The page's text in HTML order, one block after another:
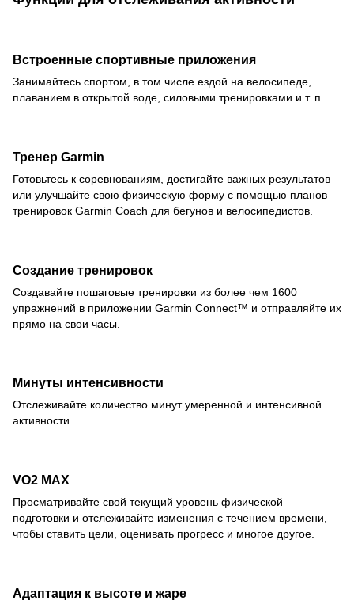
Встроенные спортивные приложения
Занимайтесь спортом, в том числе ездой на велосипеде,
плаванием в открытой воде, силовыми тренировками и т. п.
Тренер Garmin
Готовьтесь к соревнованиям, достигайте важных результатов
или улучшайте свою физическую форму с помощью планов
тренировок Garmin Coach для бегунов и велосипедистов.
Создание тренировок
Создавайте пошаговые тренировки из более чем 1600
упражнений в приложении Garmin Connect™ и отправляйте их
прямо на свои часы.
Минуты интенсивности
Отслеживайте количество минут умеренной и интенсивной
активности.
VO2 MAX
Просматривайте свой текущий уровень физической
подготовки и отслеживайте изменения с течением времени,
чтобы ставить цели, оценивать прогресс и многое другое.
Адаптация к высоте и жаре